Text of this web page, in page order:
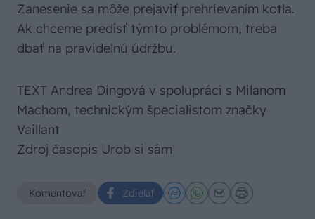
Zanesenie sa môže prejaviť prehrievaním kotla.
Ak chceme predísť týmto problémom, treba
dbať na pravidelnú údržbu.
TEXT Andrea Dingová v spolupráci s Milanom
Machom, technickým špecialistom značky
Vaillant
Zdroj časopis Urob si sám
Komentovať Zdieľať